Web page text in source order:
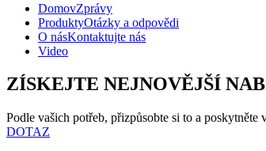
DomovZprávy
ProduktyOtázky a odpovědi
O násKontaktujte nás
Video
ZÍSKEJTE NEJNOVĚJŠÍ
Podle vašich potřeb, přizpůsobte si to a poskytněte
DOTAZ